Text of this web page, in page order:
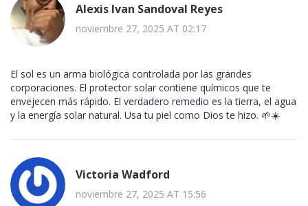
Alexis Ivan Sandoval Reyes
noviembre 27, 2025 AT 02:17
El sol es un arma biológica controlada por las grandes
corporaciones. El protector solar contiene químicos que te
envejecen más rápido. El verdadero remedio es la tierra, el agua
y la energía solar natural. Usa tu piel como Dios te hizo. 🌱☀️
Victoria Wadford
noviembre 27, 2025 AT 15:56